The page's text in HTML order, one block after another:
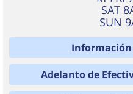
SAT
SUN
Adelanto de